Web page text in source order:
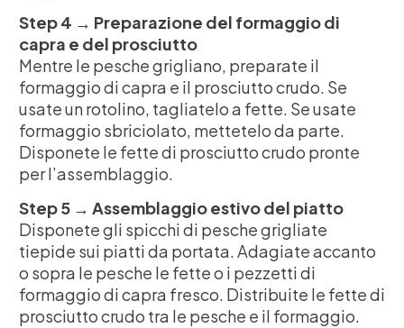
Step 4 → Preparazione del formaggio di
capra e del prosciutto
Mentre le pesche grigliano, preparate il
formaggio di capra e il prosciutto crudo. Se
usate un rotolino, tagliatelo a fette. Se usate
formaggio sbriciolato, mettetelo da parte.
Disponete le fette di prosciutto crudo pronte
per l’assemblaggio.
Step 5 → Assemblaggio estivo del piatto
Disponete gli spicchi di pesche grigliate
tiepide sui piatti da portata. Adagiate accanto
o sopra le pesche le fette o i pezzetti di
formaggio di capra fresco. Distribuite le fette di
prosciutto crudo tra le pesche e il formaggio.